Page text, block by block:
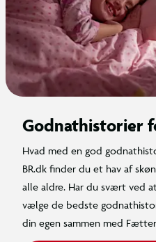
Godnathistorier
Hvad med en god
BR.dk finder du et hav af
alle aldre. Har du svært ved
vælge de bedste
din egen sammen med Fætter